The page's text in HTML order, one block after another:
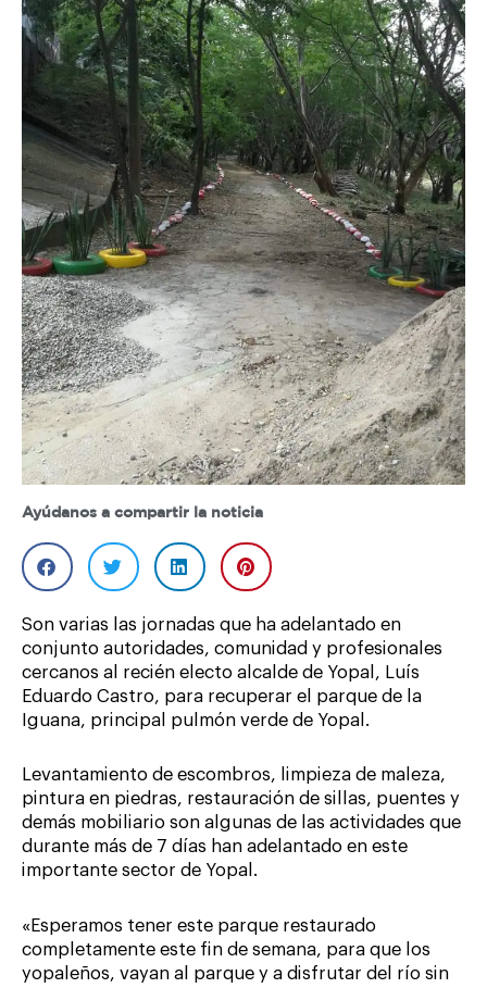
Ayúdanos a compartir la noticia
Son varias las jornadas que ha adelantado en
conjunto autoridades, comunidad y profesionales
cercanos al recién electo alcalde de Yopal, Luís
Eduardo Castro, para recuperar el parque de la
Iguana, principal pulmón verde de Yopal.
Levantamiento de escombros, limpieza de maleza,
pintura en piedras, restauración de sillas, puentes y
demás mobiliario son algunas de las actividades que
durante más de 7 días han adelantado en este
importante sector de Yopal.
«Esperamos tener este parque restaurado
completamente este fin de semana, para que los
yopaleños, vayan al parque y a disfrutar del río sin